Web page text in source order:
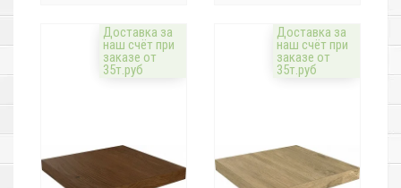
Доставка за
наш счёт при
заказе от
35т.руб
Доставка за
наш счёт при
заказе от
35т.руб